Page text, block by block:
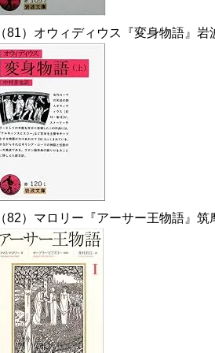
（81）オウィディウス『変身物語』岩
（82）マロリー『アーサー王物語』筑